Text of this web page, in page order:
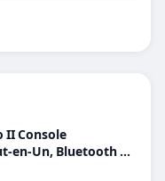
II Console
en-Un, Bluetooth et